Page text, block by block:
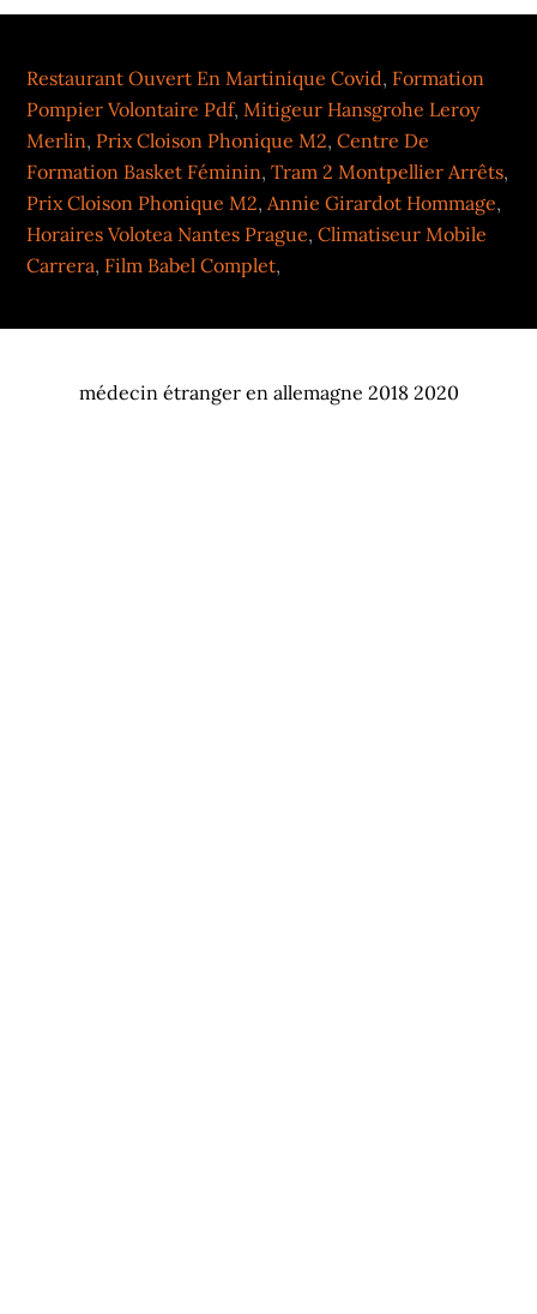
Restaurant Ouvert En Martinique Covid, Formation
Pompier Volontaire Pdf,Mitigeur Hansgrohe Leroy
Merlin, Prix Cloison Phonique M2,Centre De
Formation Basket Féminin,Tram 2 Montpellier Arrêts,
Prix Cloison Phonique M2,Annie Girardot Hommage,
Horaires Volotea Nantes Prague,Climatiseur Mobile
Carrera, Film Babel Complet,
médecin étranger en allemagne 2018 2020